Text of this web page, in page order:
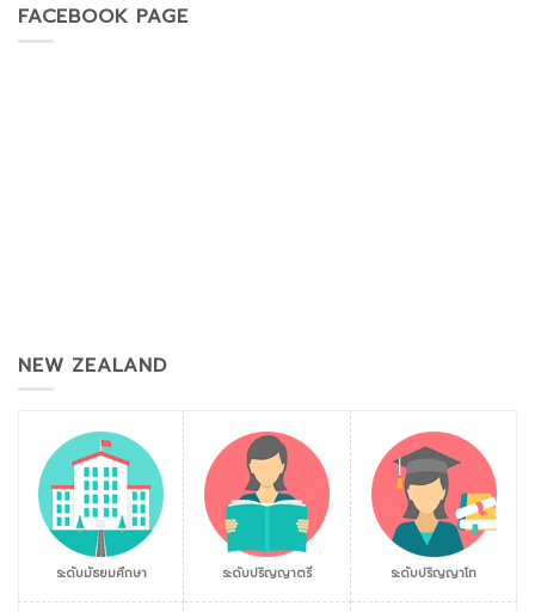
FACEBOOK PAGE
NEW ZEALAND
ระดับมัธยมศึกษา ระดับปริญญาตรี ระดับปริญญาโท